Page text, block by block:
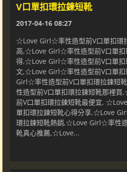
V口單扣環拉鍊短靴
2017-04-16 08:27
☆Love Girl☆率性造型前V口單扣環
高,☆Love Girl☆率性造型前V口單扣
得,☆Love Girl☆率性造型前V口單扣
文,☆Love Girl☆率性造型前V口單
Girl☆率性造型前V口單扣環拉鍊短
性造型前V口單扣環拉鍊短靴那裡
前V口單扣環拉鍊短靴最便宜,
單扣環拉鍊短靴心得分享,☆Love
環拉鍊短靴熱銷,☆Love Girl☆率性
靴真心推薦,☆Love...